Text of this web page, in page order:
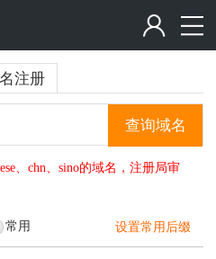
注册
查询域名
、chn、sino的域名，注册局审
常用 设置常用后缀